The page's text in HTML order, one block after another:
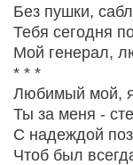
Без пушки,
Тебя сегодня
Мой генерал,
* * *
Любимый мой,
Ты за меня -
С надеждой
Чтоб был